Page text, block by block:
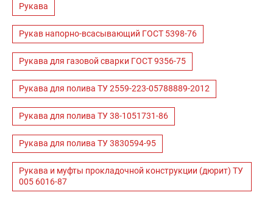
Рукава
Рукав напорно-всасывающий ГОСТ 5398-76
Рукава для газовой сварки ГОСТ 9356-75
Рукава для полива ТУ 2559-223-05788889-2012
Рукава для полива ТУ 38-1051731-86
Рукава для полива ТУ 3830594-95
Рукава и муфты прокладочной конструкции (дюрит) ТУ
005 6016-87